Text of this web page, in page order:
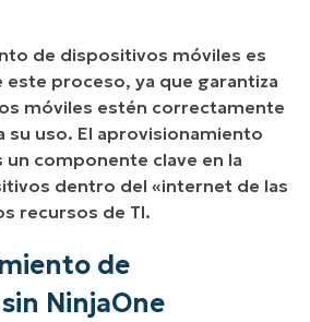
de dispositivos móviles es
este proceso, ya que garantiza
móviles estén correctamente
su uso. El aprovisionamiento
componente clave en la
dentro del «internet de las
recursos de TI.
de
NinjaOne